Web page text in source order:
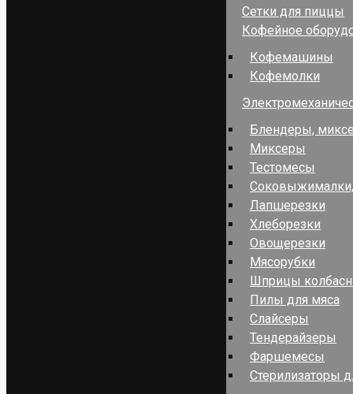
Сетки для пиццы
Кофейное
Кофемашины
Кофемолки
Блендеры,
Миксеры
Тестомесы
Лапшерезки
Хлеборезки
Овощерезки
Мясорубки
Шприцы
Пилы для мяса
Слайсеры
Тендерайзеры
Фаршемесы
Стерилизаторы